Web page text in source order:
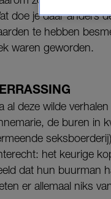
doe je daar anders
te hebben
waren geworden.
al deze wilde
de buren in
het keurige
dat hun buurman
er allemaal niks